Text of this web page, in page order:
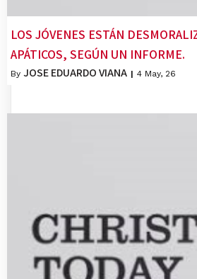
LOS JÓVENES ESTÁN
APÁTICOS, SEGÚN UN INFORME.
By JOSE EDUARDO VIANA | 4 May, 26